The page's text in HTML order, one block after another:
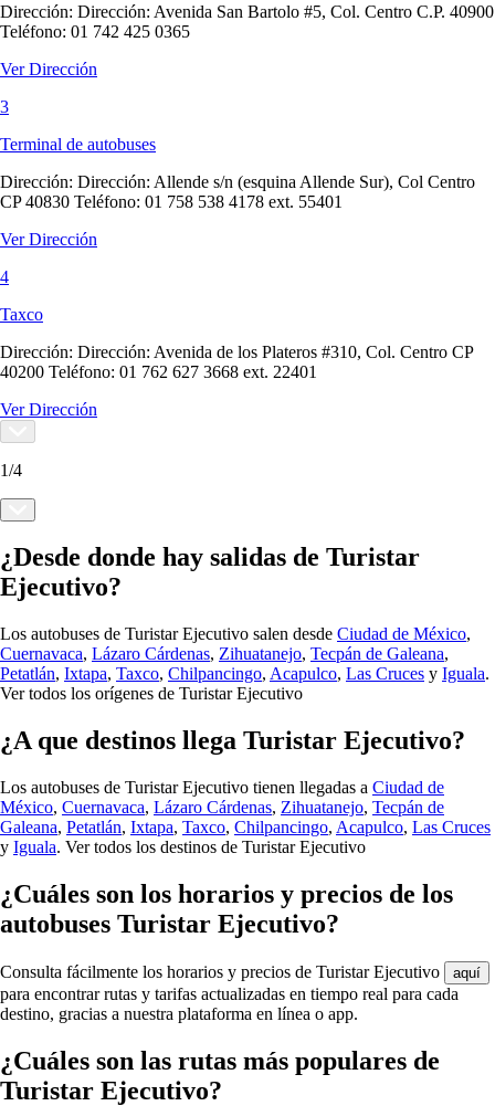
Dirección: Dirección: Avenida San Bartolo #5, Col. Centro C.P. 40900
Teléfono: 01 742 425 0365
Ver Dirección
3
Terminal de autobuses
Dirección: Dirección: Allende s/n (esquina Allende Sur), Col Centro
CP 40830 Teléfono: 01 758 538 4178 ext. 55401
Ver Dirección
4
Taxco
Dirección: Dirección: Avenida de los Plateros #310, Col. Centro CP
40200 Teléfono: 01 762 627 3668 ext. 22401
Ver Dirección
1/4
¿Desde donde hay salidas de Turistar
Ejecutivo?
Los autobuses de Turistar Ejecutivo salen desde Ciudad de México,
Cuernavaca, Lázaro Cárdenas, Zihuatanejo, Tecpán de Galeana,
Petatlán, Ixtapa, Taxco, Chilpancingo, Acapulco, Las Cruces y Iguala.
Ver todos los orígenes de Turistar Ejecutivo
¿A que destinos llega Turistar Ejecutivo?
Los autobuses de Turistar Ejecutivo tienen llegadas a Ciudad de
México, Cuernavaca, Lázaro Cárdenas, Zihuatanejo, Tecpán de
Galeana, Petatlán, Ixtapa, Taxco, Chilpancingo, Acapulco, Las Cruces
y Iguala. Ver todos los destinos de Turistar Ejecutivo
¿Cuáles son los horarios y precios de los
autobuses Turistar Ejecutivo?
Consulta fácilmente los horarios y precios de Turistar Ejecutivo aquí
para encontrar rutas y tarifas actualizadas en tiempo real para cada
destino, gracias a nuestra plataforma en línea o app.
¿Cuáles son las rutas más populares de
Turistar Ejecutivo?